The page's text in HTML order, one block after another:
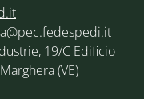
19/C Edificio
(VE)